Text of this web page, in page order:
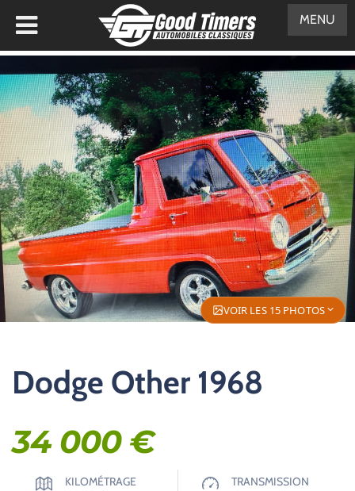
VOIR LES 15 PHOTOS
Dodge Other 1968
34 000€
KILOMÉTRAGE TRANSMISSION
MENU